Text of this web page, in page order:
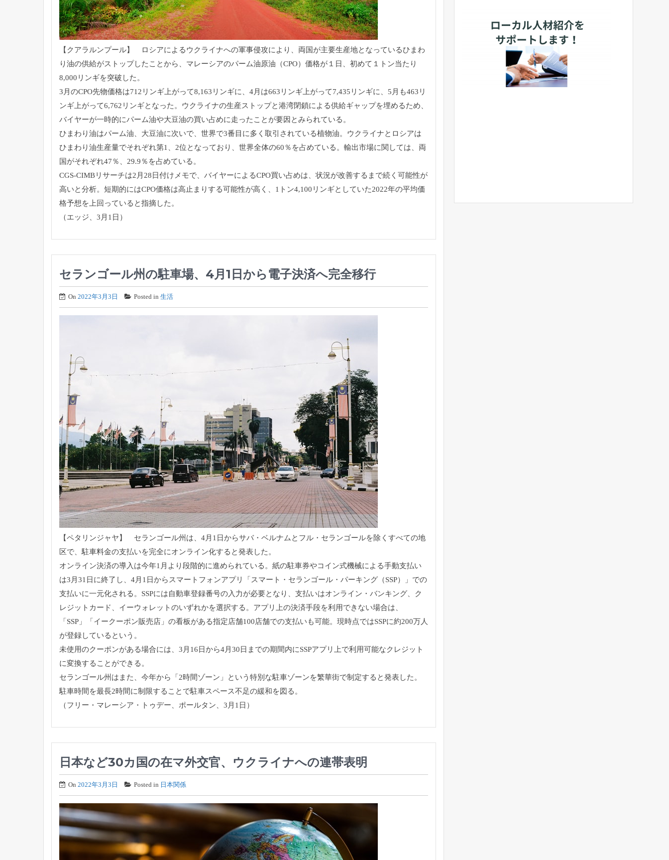
【クアラルンプール】 ロシアによるウクライナへの軍事侵攻により、 両国が主要生産地となっているひまわ
り油の供給がストップしたこ とから、マレーシアのパーム油原油（CPO）価格が１日、 初めて１トン当たり
8,000リンギを突破した。
3月のCPO先物価格は712リンギ上がって8,163リンギに、4月は663リンギ上がって7,435リンギに、5月も463リ
ンギ上がって6,762リンギとなった。 ウクライナの生産ストップと港湾閉鎖による供給ギャップを埋めるため、
バイヤーが一時的にパーム油や大豆油の買い占めに走ったことが要因とみられている。
ひまわり油はパーム油、大豆油に次いで、 世界で3番目に多く取引されている植物油。 ウクライナとロシアは
ひまわり油生産量でそれぞれ第1、 2位となっており、世界全体の60％を占めている。 輸出市場に関しては、両
国がそれぞれ47％、29.9％ を占めている。
CGS-CIMBリサーチは2月28日付けメモで、 バイヤーによるCPO買い占めは、 状況が改善するまで続く可能性が
高いと分析。 短期的にはCPO価格は高止まりする可能性が高く、1トン4,100リンギとしていた2022年の平均価
格予想を上回っている と指摘した。
（エッジ、3月1日）
セランゴール州の駐車場、4月1日から電子決済へ完全移行
On 2022年3月3日 Posted in 生活
【ペタリンジャヤ】 セランゴール州は、4月1日からサバ・ベルナムとフル・ セランゴールを除くすべての地
区で、 駐車料金の支払いを完全にオンライン化すると発表した。
オンライン決済の導入は今年1月より段階的に進められている。 紙の駐車券やコイン式機械による手動支払い
は3月31日に終了し
、4月1日からスマートフォンアプリ「スマート・セランゴール・ パーキング（SSP）」での
支払いに一元化される。 SSPには自動車登録番号の入力が必要となり、 支払いはオンライン・バンキング、ク
レジットカード、 イーウォレットのいずれかを選択する。 アプリ上の決済手段を利用できない場合は、
「SSP」「 イークーポン販売店」 の看板がある指定店舗100店舗での支払いも可能。 現時点ではSSPに約200万人
が登録しているという。
未使用のクーポンがある場合には、 3月16日から4月30日までの期間内にSSPアプリ上で利用可能なクレジット
に変換することができる。
セランゴール州はまた、今年から「2時間ゾーン」
という特別な駐車ゾーンを繁華街で制定すると発表した。
駐車時間を最長2時間に制限することで駐車スペース不足の緩和を図る。
（フリー・マレーシア・トゥデー、ポールタン、3月1日）
日本など30カ国の在マ外交官、ウクライナへの連帯表明
On 2022年3月3日 Posted in 日本関係